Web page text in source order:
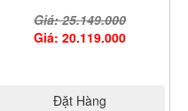
Giá: 25.149.000
Giá: 20.119.000
Đặt Hàng